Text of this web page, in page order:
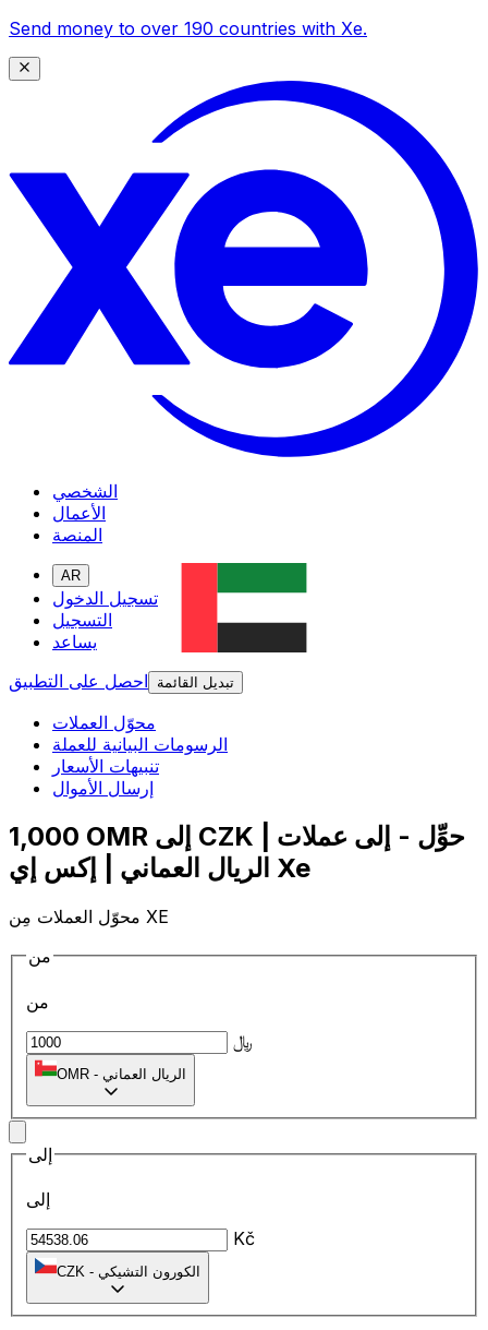
Send money to over 190 countries with Xe.
الشخصي
الأعمال
المنصة
AR
تسجيل الدخول
التسجيل
يساعد
احصل على التطبيق
تبديل القائمة
محوّل العملات
الرسومات البيانية للعملة
تنبيهات الأسعار
إرسال الأموال
1,000 OMR إلى CZK | حوِّل - إلى عملات
الريال العماني | إكس إي Xe
محوّل العملات مِن XE
من
من
﷼
OMR - الريال العماني
إلى
إلى
Kč
CZK - الكورون التشيكي